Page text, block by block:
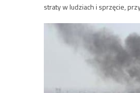
straty w ludziach i sprzęcie,